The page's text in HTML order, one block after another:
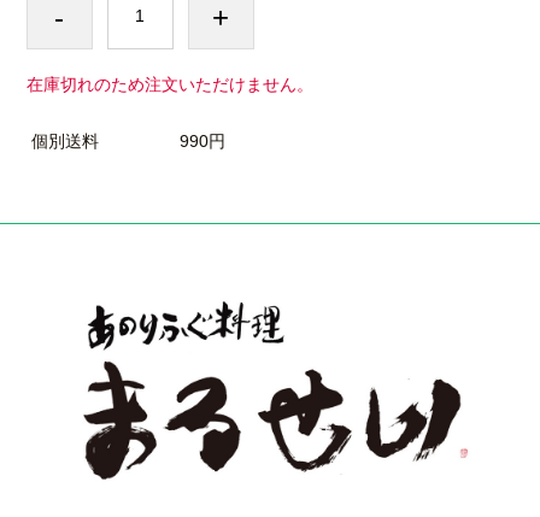
- +
在庫切れのため注文いただけません。
個別送料 990円